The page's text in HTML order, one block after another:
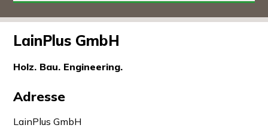
LainPlus GmbH
Holz. Bau. Engineering.
Adresse
LainPlus GmbH